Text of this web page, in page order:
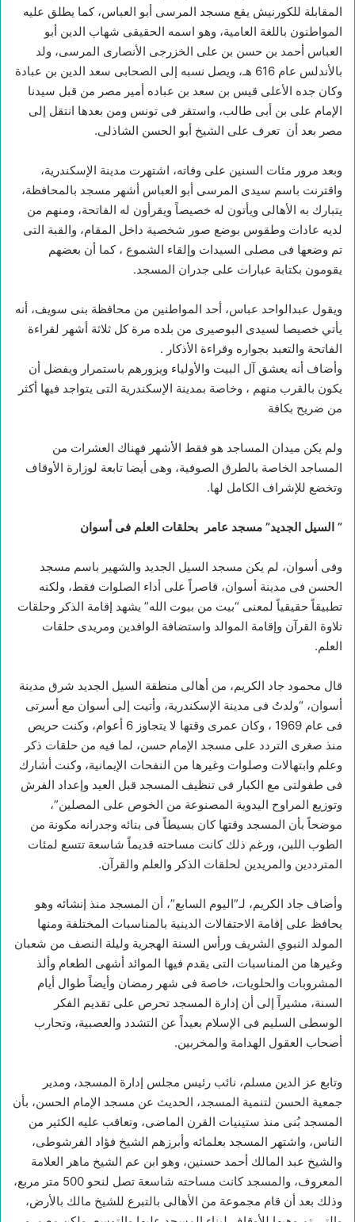
المقابلة للكورنيش يقع مسجد المرسى أبو العباس، كما يطلق عليه
المواطنون باللغة العامية، وهو اسمه الحقيقى شهاب الدين أبو
العباس أحمد بن حسن بن على الخزرجى الأنصارى المرسى، ولد
بالأندلس عام 616 هـ، ويصل نسبه إلى الصحابى سعد الدين بن عبادة
وكان جده الأعلى قيس بن سعد بن عباده أمير مصر من قبل سيدنا
الإمام على بن أبى طالب، واستقر فى تونس ومن بعدها انتقل إلى
مصر بعد أن تعرف على الشيخ أبو الحسن الشاذلى.
وبعد مرور مئات السنين على وفاته، اشتهرت مدينة الإسكندرية،
واقترنت باسم سيدى المرسى أبو العباس أشهر مسجد بالمحافظة،
يتبارك به الأهالى ويأتون له خصيصاً ويقرأون له الفاتحة، ومنهم من
لديه عادات وطقوس بوضع صور شخصية داخل المقام، والقبة التى
تم وضعها فى مصلى السيدات وإلقاء الشموع ، كما أن بعضهم
يقومون بكتابة عبارات على جدران المسجد.
ويقول عبدالواحد عباس، أحد المواطنين من محافظة بنى سويف، أنه
يأتي خصيصا لسيدى البوصيرى من بلده مرة كل ثلاثة أشهر لقراءة
الفاتحة والتعبد بجواره وقراءة الأذكار .
وأضاف أنه يعشق آل البيت والأولياء ويزورهم باستمرار ويفضل أن
يكون بالقرب منهم ، وخاصة بمدينة الإسكندرية التى يتواجد فيها أكثر
من ضريح بكافة
ولم يكن ميدان المساجد هو فقط الأشهر فهناك العشرات من
المساجد الخاصة بالطرق الصوفية، وهى أيضا تابعة لوزارة الأوقاف
وتخضع للإشراف الكامل لها.
” السيل الجديد” مسجد عامر بحلقات العلم فى أسوان
وفى أسوان، لم يكن مسجد السيل الجديد والشهير باسم مسجد
الحسن فى مدينة أسوان، قاصراً على أداء الصلوات فقط، ولكنه
تطبيقاً حقيقياً لمعنى “بيت من بيوت الله” يشهد إقامة الذكر وحلقات
تلاوة القرآن وإقامة الموالد واستضافة الوافدين ومريدى حلقات
العلم.
قال محمود جاد الكريم، من أهالى منطقة السيل الجديد شرق مدينة
أسوان، “ولدتُ فى مدينة الإسكندرية، وأتيت إلى أسوان مع أسرتى
فى عام 1969 ، وكان عمرى وقتها لا يتجاوز 6 أعوام، وكنت حريص
منذ صغرى التردد على مسجد الإمام حسن، لما فيه من حلقات ذكر
وعلم وابتهالات وصلوات وغيرها من النفحات الإيمانية، وكنت أشارك
فى طفولتى مع الكبار فى تنظيف المسجد قبل العيد وإعداد الفرش
وتوزيع المراوح اليدوية المصنوعة من الخوص على المصلين”،
موضحاً بأن المسجد وقتها كان بسيطاً فى بنائه وجدرانه مكونة من
الطوب اللبن، ورغم ذلك كانت مساحته قديماً شاسعة تتسع لمئات
المترددين والمريدين لحلقات الذكر والعلم والقرآن.
وأضاف جاد الكريم، لـ”اليوم السابع”، أن المسجد منذ إنشائه وهو
يحافظ على إقامة الاحتفالات الدينية بالمناسبات المختلفة ومنها
المولد النبوي الشريف ورأس السنة الهجرية وليلة النصف من شعبان
وغيرها من المناسبات التى يقدم فيها الموائد أشهى الطعام وألذ
المشروبات والحلويات، خاصة فى شهر رمضان وأيضاً طوال أيام
السنة، مشيراً إلى أن إدارة المسجد تحرص على تقديم الفكر
الوسطى السليم فى الإسلام بعيداً عن التشدد والعصبية، وتحارب
أصحاب العقول الهدامة والمخربين.
وتابع عز الدين مسلم، نائب رئيس مجلس إدارة المسجد، ومدير
جمعية الحسن لتنمية المسجد، الحديث عن مسجد الإمام الحسن، بأن
المسجد بُنى منذ ستينيات القرن الماضى، وتعاقب عليه الكثير من
الناس، واشتهر المسجد بعلمائه وأبرزهم الشيخ فؤاد الفرشوطى،
والشيخ عبد المالك أحمد حسنين، وهو ابن عم الشيخ ماهر العلامة
المعروف، والمسجد كانت مساحته شاسعة تصل لنحو 500 متر مربع،
وذلك بعد أن قام مجموعة من الأهالى بالتبرع للشيخ مالك بالأرض،